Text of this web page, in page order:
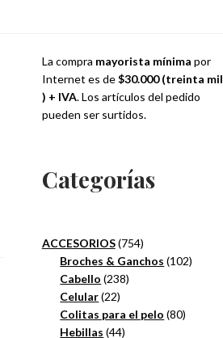
La compra mayorista mínima por
Internet es de$30.000 (treinta mil
) + IVA. Los artículos del pedido
pueden ser surtidos.
Categorías
ACCESORIOS 754754
productos
Broches & Ganchos 102102
Cabello 238238
Celular 2222
productos
Colitas para el pelo 8080
Hebillas 4444